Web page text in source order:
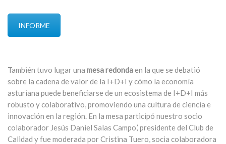
INFORME
También tuvo lugar una mesa redondaen la que se debatió
sobre la cadena de valor de la I+D+I y cómo la economía
asturiana puede beneficiarse de un ecosistema de I+D+I más
robusto y colaborativo, promoviendo una cultura de ciencia e
innovación en la región. En la mesa participó nuestro socio
colaborador Jesús Daniel Salas Campo,’ presidente del Club de
Calidad y fue moderada por Cristina Tuero, socia colaboradora